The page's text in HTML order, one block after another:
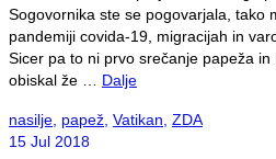
Sogovornika ste se pogovarjala, tako
pandemiji covida-19, migracijah in
Sicer pa to ni prvo srečanje papeža
obiskal že … Dalje
nasilje papež Vatikan ZDA
15 Jul 2018